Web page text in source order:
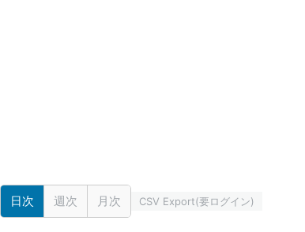
日次 週次 月次 CSV Export(要ログイン)